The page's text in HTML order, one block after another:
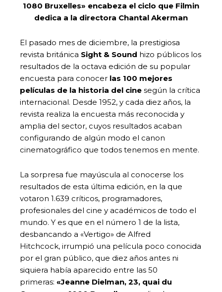
1080 Bruxelles» encabeza el ciclo que Filmin
dedica a la directora Chantal Akerman
El pasado mes de diciembre, la prestigiosa
revista británica Sight & Sound hizo públicos los
resultados de la octava edición de su popular
encuesta para conocer las 100 mejores
películas de la historia del cine según la crítica
internacional. Desde 1952, y cada diez años, la
revista realiza la encuesta más reconocida y
amplia del sector, cuyos resultados acaban
configurando de algún modo el canon
cinematográfico que todos tenemos en mente.
La sorpresa fue mayúscula al conocerse los
resultados de esta última edición, en la que
votaron 1.639 críticos, programadores,
profesionales del cine y académicos de todo el
mundo. Y es que en el número 1 de la lista,
desbancando a «Vertigo» de Alfred
Hitchcock, irrumpió una película poco conocida
por el gran público, que diez años antes ni
siquiera había aparecido entre las 50
primeras: «Jeanne Dielman, 23, quai du